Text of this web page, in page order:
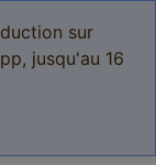
sur
jusqu'au 16